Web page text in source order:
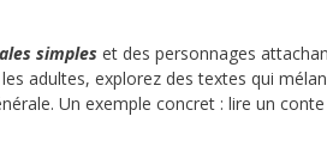
simples et des personnages
adultes, explorez des textes qui
Un exemple concret : lire un